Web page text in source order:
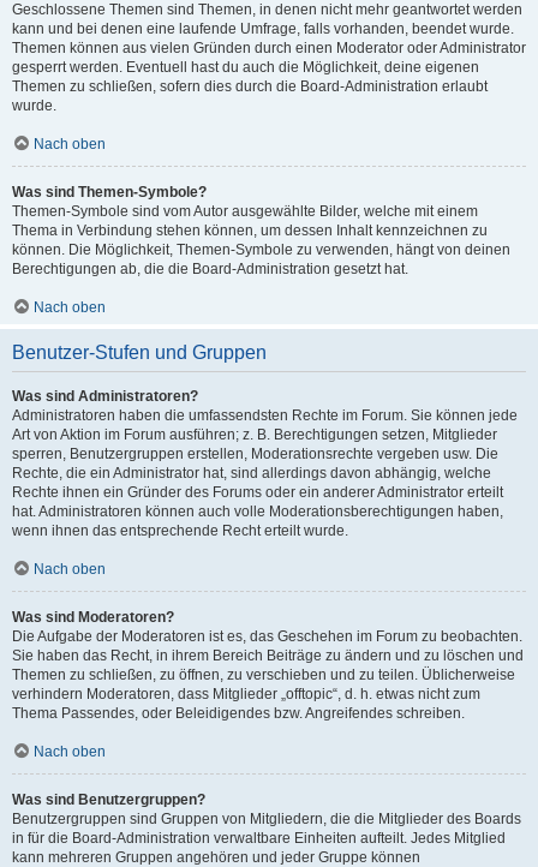
Geschlossene Themen sind Themen, in denen nicht mehr geantwortet werden
kann und bei denen eine laufende Umfrage, falls vorhanden, beendet wurde.
Themen können aus vielen Gründen durch einen Moderator oder Administrator
gesperrt werden. Eventuell hast du auch die Möglichkeit, deine eigenen
Themen zu schließen, sofern dies durch die Board-Administration erlaubt
wurde.
Nach oben
Was sind Themen-Symbole?
Themen-Symbole sind vom Autor ausgewählte Bilder, welche mit einem
Thema in Verbindung stehen können, um dessen Inhalt kennzeichnen zu
können. Die Möglichkeit, Themen-Symbole zu verwenden, hängt von deinen
Berechtigungen ab, die die Board-Administration gesetzt hat.
Nach oben
Benutzer-Stufen und Gruppen
Was sind Administratoren?
Administratoren haben die umfassendsten Rechte im Forum. Sie können jede
Art von Aktion im Forum ausführen; z. B. Berechtigungen setzen, Mitglieder
sperren, Benutzergruppen erstellen, Moderationsrechte vergeben usw. Die
Rechte, die ein Administrator hat, sind allerdings davon abhängig, welche
Rechte ihnen ein Gründer des Forums oder ein anderer Administrator erteilt
hat. Administratoren können auch volle Moderationsberechtigungen haben,
wenn ihnen das entsprechende Recht erteilt wurde.
Nach oben
Was sind Moderatoren?
Die Aufgabe der Moderatoren ist es, das Geschehen im Forum zu beobachten.
Sie haben das Recht, in ihrem Bereich Beiträge zu ändern und zu löschen und
Themen zu schließen, zu öffnen, zu verschieben und zu teilen. Üblicherweise
verhindern Moderatoren, dass Mitglieder „offtopic“, d. h. etwas nicht zum
Thema Passendes, oder Beleidigendes bzw. Angreifendes schreiben.
Nach oben
Was sind Benutzergruppen?
Benutzergruppen sind Gruppen von Mitgliedern, die die Mitglieder des Boards
in für die Board-Administration verwaltbare Einheiten aufteilt. Jedes Mitglied
kann mehreren Gruppen angehören und jeder Gruppe können